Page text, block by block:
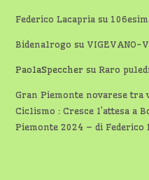
Federico Lacapria su
Bidenalrogo su VIGEVANO-
PaolaSpeccher suRaro
Gran Piemonte novarese
Ciclismo : Cresce l’attesa a
Piemonte 2024 – di Federico